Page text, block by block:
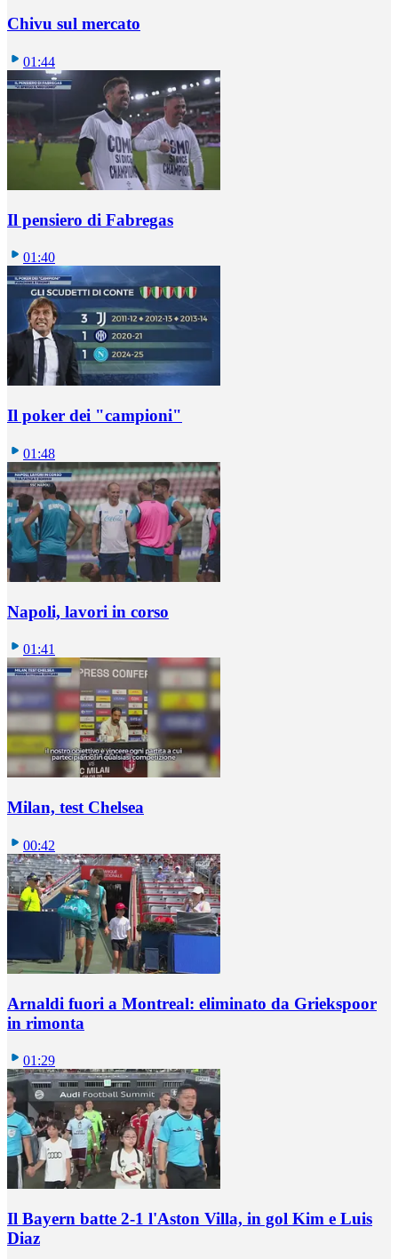
Chivu sul mercato
01:44
Il pensiero di Fabregas
01:40
Il poker dei "campioni"
01:48
Napoli, lavori in corso
01:41
Milan, test Chelsea
00:42
Arnaldi fuori a Montreal: eliminato da Griekspoor
in rimonta
01:29
Il Bayern batte 2-1 l'Aston Villa, in gol Kim e Luis
Diaz